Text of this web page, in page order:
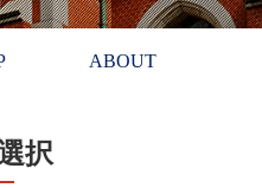
ABOUT
択